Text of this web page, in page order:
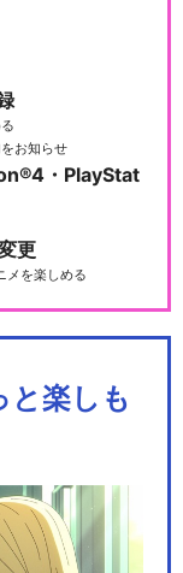
お知らせ
・PlayStat
更
メを楽しめる
と楽しも